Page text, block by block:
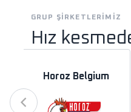
GRUP ŞIRKETLERIMIZ
Hız
Horoz Belgium